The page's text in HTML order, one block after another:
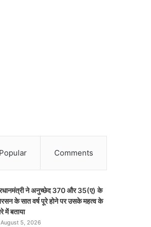
Popular Comments
ने अनुच्छेद 370 और 35(ए) के
के सात वर्ष पूरे होने पर उसके महत्व के
में बताया
August 5, 2026